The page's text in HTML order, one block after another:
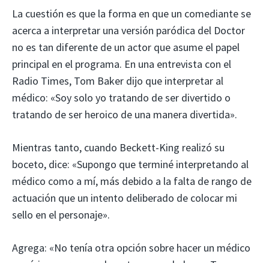
La cuestión es que la forma en que un comediante se
acerca a interpretar una versión paródica del Doctor
no es tan diferente de un actor que asume el papel
principal en el programa. En una entrevista con el
Radio Times, Tom Baker dijo que interpretar al
médico: «Soy solo yo tratando de ser divertido o
tratando de ser heroico de una manera divertida».
Mientras tanto, cuando Beckett-King realizó su
boceto, dice: «Supongo que terminé interpretando al
médico como a mí, más debido a la falta de rango de
actuación que un intento deliberado de colocar mi
sello en el personaje».
Agrega: «No tenía otra opción sobre hacer un médico